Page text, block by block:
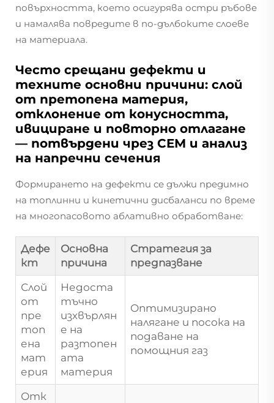
повърхността, което осигурява остри ръбове
и намалява повредите в по-дълбоките слоеве
на материала.
Често срещани дефекти и
техните основни причини: слой
от претопена материя,
отклонение от конусността,
ивициране и повторно отлагане
— потвърдени чрез СЕМ и анализ
на напречни сечения
Формирането на дефекти се дължи предимно
на топлинни и кинетични дисбаланси по време
на многопасовото аблативно обработване:
Дефе
кт
Основна
причина
Стратегия за
предпазване
Слой
от
пре
топ
ена
мат
ерия
Недоста
тъчно
изхвърлян
е на
разтопен
ата
материя
Оптимизирано
налягане и посока на
подаване на
помощния газ
Отк